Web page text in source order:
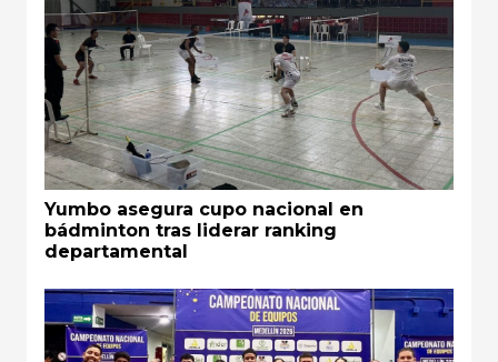
Yumbo asegura cupo nacional en
bádminton tras liderar ranking
departamental